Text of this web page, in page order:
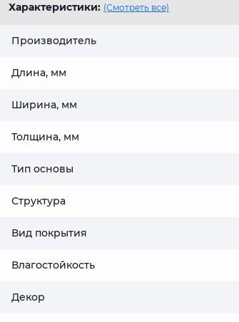
Характеристики: (Смотреть все)
Производитель
Длина, мм
Ширина, мм
Толщина, мм
Тип основы
Структура
Вид покрытия
Влагостойкость
Декор